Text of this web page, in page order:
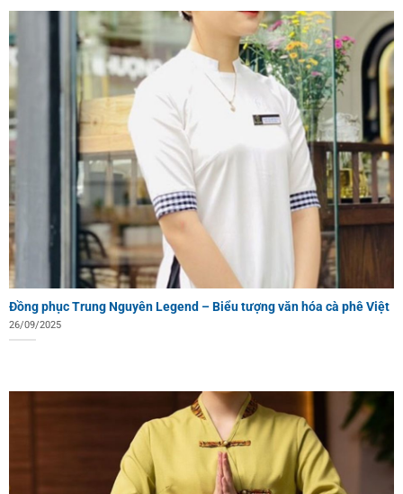
Đồng phục Trung Nguyên Legend – Biểu tượng văn hóa cà phê Việt
26/09/2025